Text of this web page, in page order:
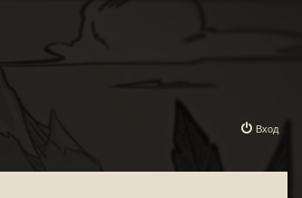
Вход